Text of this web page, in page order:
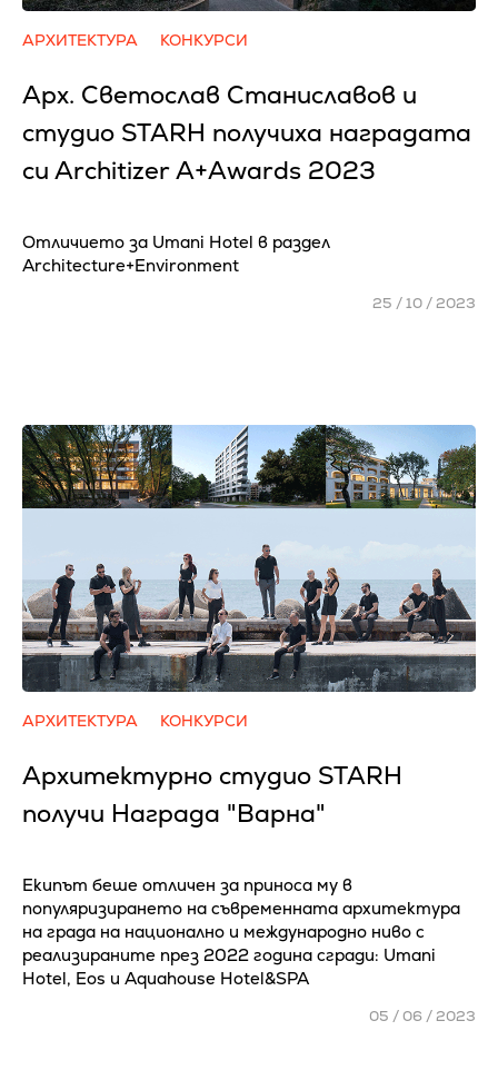
АРХИТЕКТУРА КОНКУРСИ
Apx. Cвeтocлaв Cтaниcлaвoв и
cтyдиo ЅТАRН получиха наградата
си Аrсhіtіzеr А+Аwаrdѕ 2023
Отличието зa Umаnі Ноtеl в paздeл
Аrсhіtесturе+Еnvіrоnmеnt
25 / 10 / 2023
АРХИТЕКТУРА КОНКУРСИ
Архитектурно студио STARH
получи Награда "Варна"
Екипът беше отличен за приноса му в
популяризирането на съвременната архитектура
на града на национално и международно ниво с
реализираните през 2022 година сгради: Umani
Hotel, Eos и Aquahouse Hotel&SPA
05 / 06 / 2023